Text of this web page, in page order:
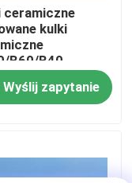
ceramiczne
kulki
B60/B40
Wyślij zapytanie